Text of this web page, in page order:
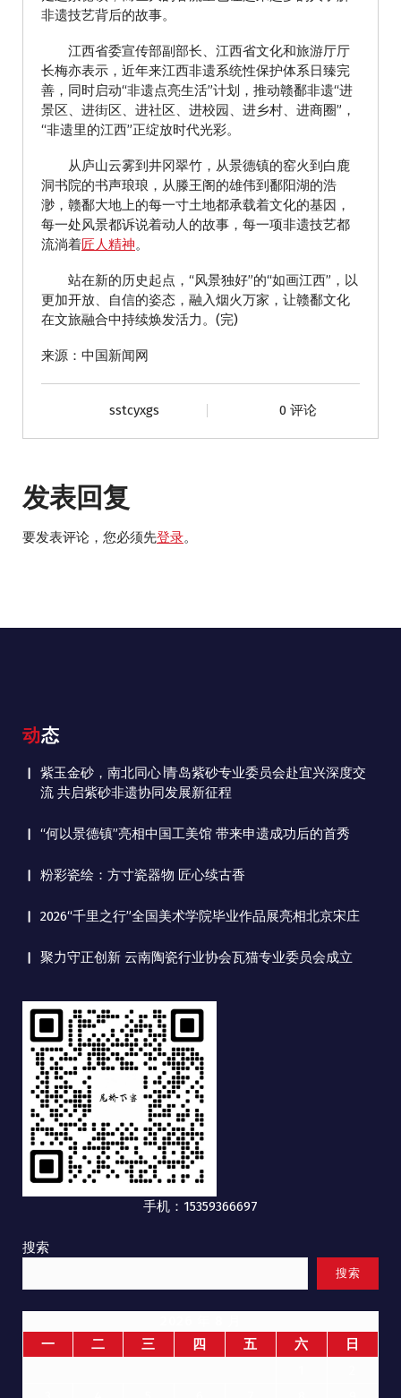
非遗技艺背后的故事。
江西省委宣传部副部长、江西省文化和旅游厅厅
长梅亦表示，近年来江西非遗系统性保护体系日臻完
善，同时启动“非遗点亮生活”计划，推动赣鄱非遗“进
景区、进街区、进社区、进校园、进乡村、进商圈”，
“非遗里的江西”正绽放时代光彩。
从庐山云雾到井冈翠竹，从景德镇的窑火到白鹿
洞书院的书声琅琅，从滕王阁的雄伟到鄱阳湖的浩
渺，赣鄱大地上的每一寸土地都承载着文化的基因，
每一处风景都诉说着动人的故事，每一项非遗技艺都
流淌着匠人精神。
站在新的历史起点，“风景独好”的“如画江西”，以
更加开放、自信的姿态，融入烟火万家，让赣鄱文化
在文旅融合中持续焕发活力。(完)
来源：中国新闻网
sstcyxgs 0 评论
发表回复
要发表评论，您必须先登录。
动态
紫玉金砂，南北同心∣青岛紫砂专业委员会赴宜兴深度交
流 共启紫砂非遗协同发展新征程
“何以景德镇”亮相中国工美馆 带来申遗成功后的首秀
粉彩瓷绘：方寸瓷器物 匠心续古香
2026“千里之行”全国美术学院毕业作品展亮相北京宋庄
聚力守正创新 云南陶瓷行业协会瓦猫专业委员会成立
手机：15359366697
搜索
搜索
一
二 三 四 五 六
日